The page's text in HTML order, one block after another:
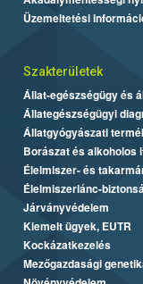
Üzemeltetési
Szakterületek
Állat-egészségügy és
Állategészségügyi
Állatgyógyászati
Borászat és alkoholos
Élelmiszer- és
Élelmiszerlánc-
Járványvédelem
Kiemelt ügyek, EUTR
Kockázatkezelés
Mezőgazdasági